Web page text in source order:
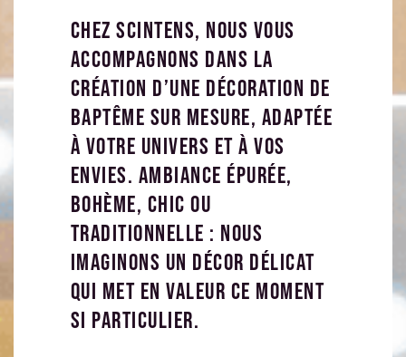
Chez Scintens, nous vous
accompagnons dans la
création d’une décoration de
baptême sur mesure, adaptée
à votre univers et à vos
envies. Ambiance épurée,
bohème, chic ou
traditionnelle : nous
imaginons un décor délicat
qui met en valeur ce moment
si particulier.